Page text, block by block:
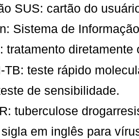
SUS: cartão do
Sistema de
tratamento diretamente
TB: teste rápido
de sensibilidade.
tuberculose
sigla em inglês para